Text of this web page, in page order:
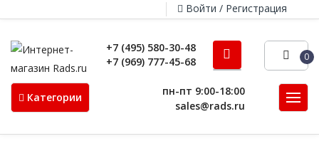
Войти / Регистрация
+7 (495) 580-30-48
+7 (969) 777-45-68
0
Категории
пн-пт 9:00-18:00
sales@rads.ru